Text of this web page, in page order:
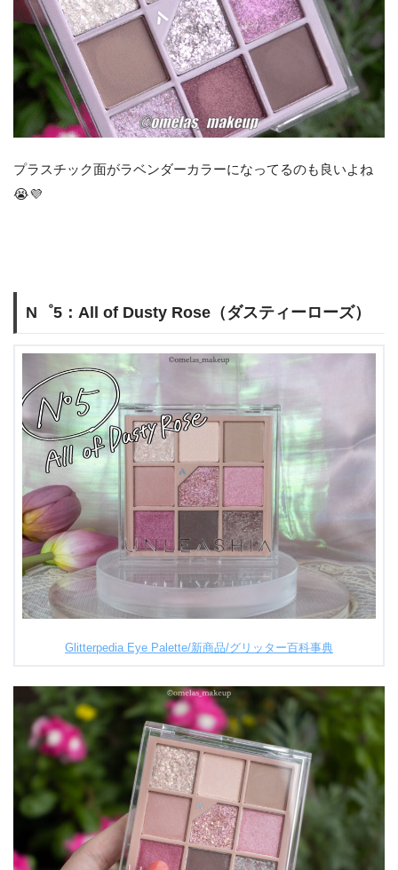
プラスチック面がラベンダーカラーになってるのも良いよね
😭💜
N゜5：All of Dusty Rose（ダスティーローズ）
Glitterpedia Eye Palette/新商品/グリッター百科事典